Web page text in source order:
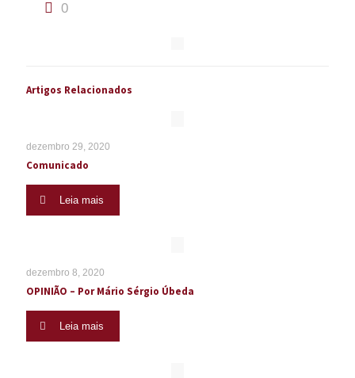
0
Artigos Relacionados
dezembro 29, 2020
Comunicado
Leia mais
dezembro 8, 2020
OPINIÃO – Por Mário Sérgio Úbeda
Leia mais